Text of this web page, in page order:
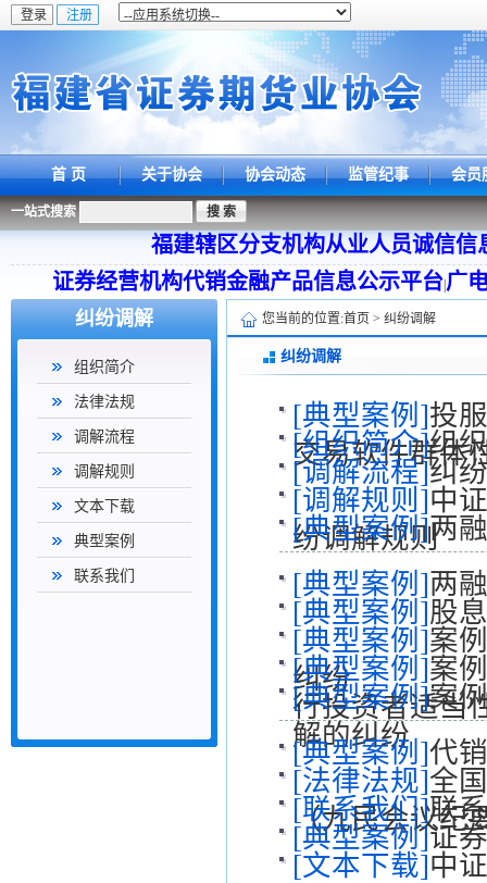
首 页 关于协会 协会动态 监管纪事 会员
一站式搜索
福建辖区分支机构从业人员诚信信
证券经营机构代销金融产品信息公示平台广
纠纷调解
组织简介
法律法规
调解流程
调解规则
文本下载
典型案例
联系我们
您当前的位置:首页 > 纠纷调解
纠纷调解
[典型案例]投
交易软件群体
[组织简介]组
[调解流程]纠
[调解规则]中
纷调解规则
[典型案例]两
[典型案例]两
[典型案例]股
[典型案例]案
纠纷
[典型案例]案
行投资者适当
[典型案例]案
解的纠纷
[典型案例]代
[法律法规]全
（九民会议纪
[联系我们]联
[典型案例]证
[文本下载]中